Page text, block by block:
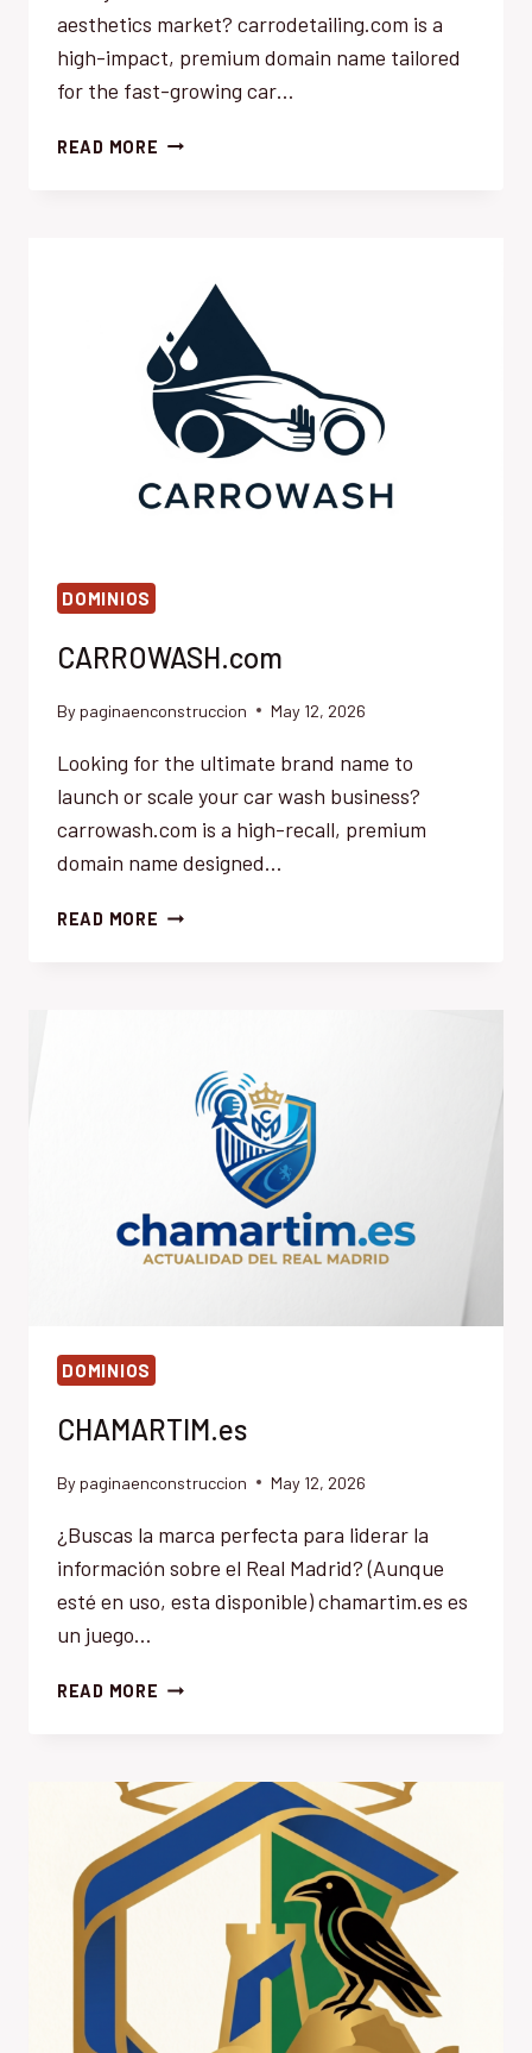
aesthetics market? carrodetailing.com is a
high-impact, premium domain name tailored
for the fast-growing car…
READ MORE CARRODETAILING.COM
DOMINIOS
CARROWASH.com
By paginaenconstruccion May 12, 2026
Looking for the ultimate brand name to
launch or scale your car wash business?
carrowash.com is a high-recall, premium
domain name designed…
READ MORE CARROWASH.COM
DOMINIOS
CHAMARTIM.es
By paginaenconstruccion May 12, 2026
¿Buscas la marca perfecta para liderar la
información sobre el Real Madrid? (Aunque
esté en uso, esta disponible) chamartim.es es
un juego…
READ MORE CHAMARTIM.ES